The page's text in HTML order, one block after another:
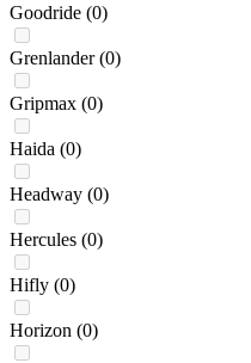
Goodride (0)
Grenlander (0)
Gripmax (0)
Haida (0)
Headway (0)
Hercules (0)
Hifly (0)
Horizon (0)